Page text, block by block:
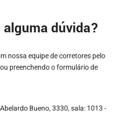
dúvida?
nossa equipe de corretores pelo
preenchendo o formulário de
Bueno, 3330, sala: 1013 -